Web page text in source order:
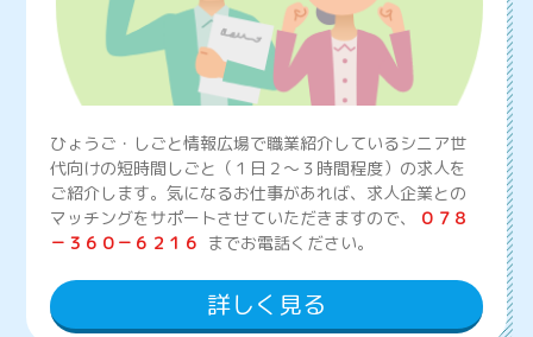
ひょうご・しごと情報広場で職業紹介しているシニア世
代向けの短時間しごと（１日２～３時間程度）の求人を
ご紹介します。気になるお仕事があれば、求人企業との
マッチングをサポートさせていただきますので、
０７８
－３６０－６２１６ までお電話ください。
詳しく見る